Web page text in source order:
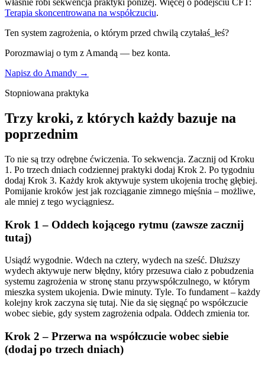
właśnie robi sekwencja praktyki poniżej. Więcej o podejściu CFT:
Terapia skoncentrowana na współczuciu.
Ten system zagrożenia, o którym przed chwilą czytałaś_łeś?
Porozmawiaj o tym z Amandą — bez konta.
Napisz do Amandy →
Stopniowana praktyka
Trzy kroki, z których każdy bazuje na
poprzednim
To nie są trzy odrębne ćwiczenia. To sekwencja. Zacznij od Kroku
1. Po trzech dniach codziennej praktyki dodaj Krok 2. Po tygodniu
dodaj Krok 3. Każdy krok aktywuje system ukojenia trochę głębiej.
Pomijanie kroków jest jak rozciąganie zimnego mięśnia – możliwe,
ale mniej z tego wyciągniesz.
Krok 1 – Oddech kojącego rytmu (zawsze zacznij
tutaj)
Usiądź wygodnie. Wdech na cztery, wydech na sześć. Dłuższy
wydech aktywuje nerw błędny, który przesuwa ciało z pobudzenia
systemu zagrożenia w stronę stanu przywspółczulnego, w którym
mieszka system ukojenia. Dwie minuty. Tyle. To fundament – każdy
kolejny krok zaczyna się tutaj. Nie da się sięgnąć po współczucie
wobec siebie, gdy system zagrożenia odpala. Oddech zmienia tor.
Krok 2 – Przerwa na współczucie wobec siebie
(dodaj po trzech dniach)